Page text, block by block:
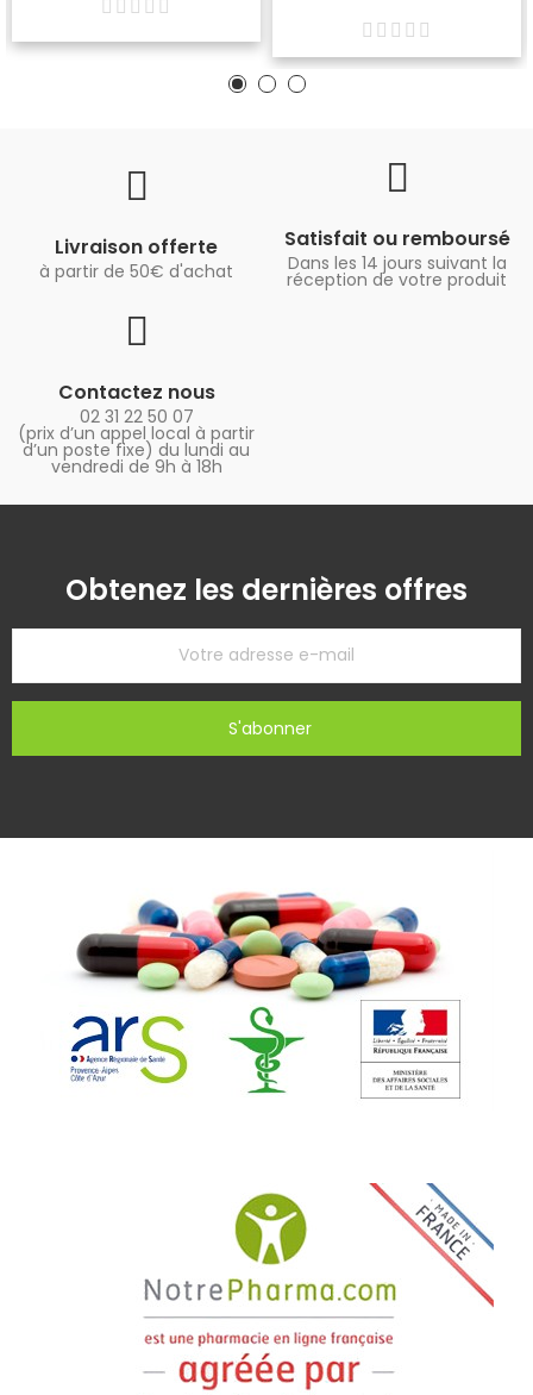
Livraison offerte
à partir de 50€ d'achat
Satisfait ou remboursé
Dans les 14 jours suivant la
réception de votre produit
Contactez nous
02 31 22 50 07
(prix d’un appel local à partir
d’un poste fixe) du lundi au
vendredi de 9h à 18h
Obtenez les dernières offres
S'abonner